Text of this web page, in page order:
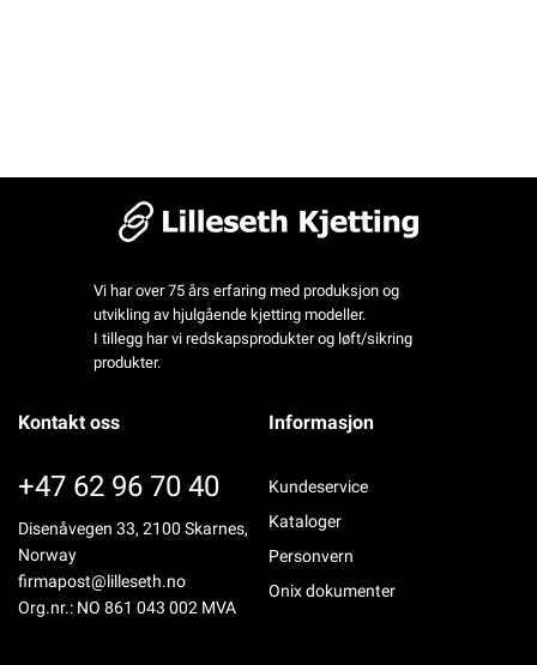
Vi har over 75 års erfaring med produksjon og
utvikling av hjulgående kjetting modeller.
I tillegg har vi redskapsprodukter og løft/sikring
produkter.
Kontakt oss
+47 62 96 70 40
Disenåvegen 33, 2100 Skarnes,
Norway
firmapost@lilleseth.no
Org.nr.: NO 861 043 002 MVA
Informasjon
Kundeservice
Kataloger
Personvern
Onix dokumenter